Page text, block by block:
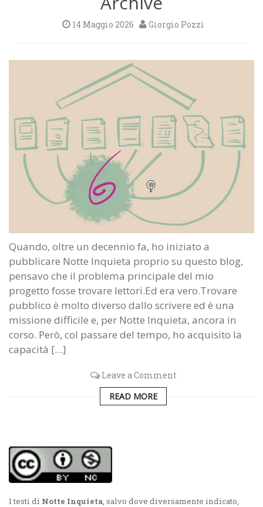
14 Maggio 2026 Giorgio Pozzi
Quando, oltre un decennio fa, ho iniziato a
pubblicare Notte Inquieta proprio su questo blog,
pensavo che il problema principale del mio
progetto fosse trovare lettori.Ed era vero.Trovare
pubblico è molto diverso dallo scrivere ed è una
missione difficile e, per Notte Inquieta, ancora in
corso. Però, col passare del tempo, ho acquisito la
capacità […]
Leave a Comment
READ MORE
I testi di Notte Inquieta, salvo dove diversamente indicato,